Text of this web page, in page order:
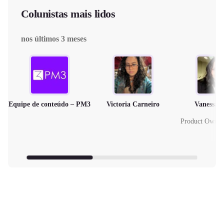
Colunistas mais lidos
nos últimos 3 meses
Equipe de conteúdo – PM3 Victoria Carneiro Vanessa
Product